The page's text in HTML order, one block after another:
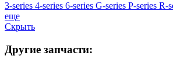
3-series 4-series 6-series G-series P-series R-
еще
Скрыть
Другие запчасти: